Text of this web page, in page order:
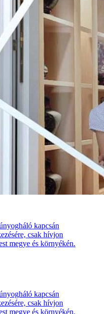
kapcsán
csak hívjon
megye és környékén.
kapcsán
csak hívjon
megye és környékén.